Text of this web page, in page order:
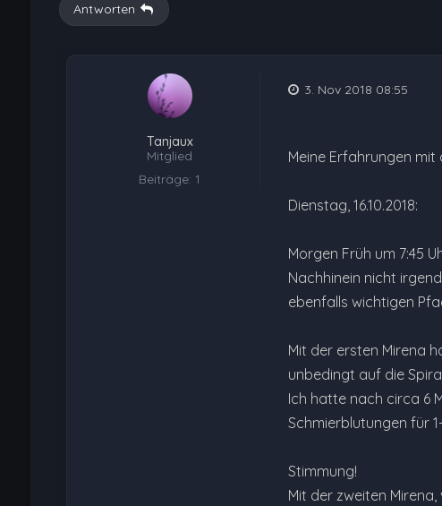
Antworten
Tanjaux
Mitglied
Beiträge: 1
3. Nov 2018 08:55
Meine Erfahrungen mit
Dienstag, 16.10.2018:
Morgen Früh um 7:45
Nachhinein nicht
ebenfalls wichtigen
Mit der ersten Mirena
unbedingt auf die
Ich hatte nach circa 6
Schmierblutungen für
Stimmung!
Mit der zweiten